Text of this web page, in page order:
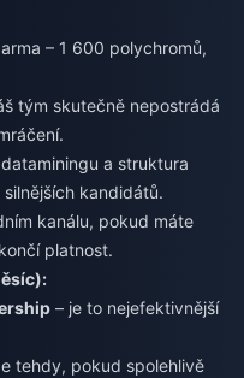
– 1 600 polychromů,
tým skutečně nepostrádá
a struktura
kandidátů.
kanálu, pokud máte
platnost.
– je to nejefektivnější
tehdy, pokud spolehlivě